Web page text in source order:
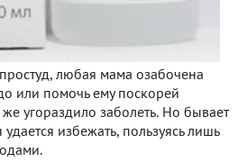
любая мама озабочена
или помочь ему поскорей
же угораздило заболеть. Но бывает
избежать, пользуясь лишь